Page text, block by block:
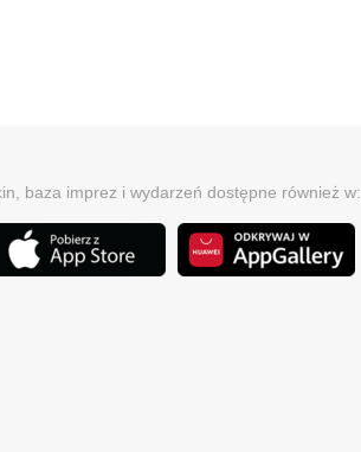
baza imprez i wydarzeń dostępne również w: